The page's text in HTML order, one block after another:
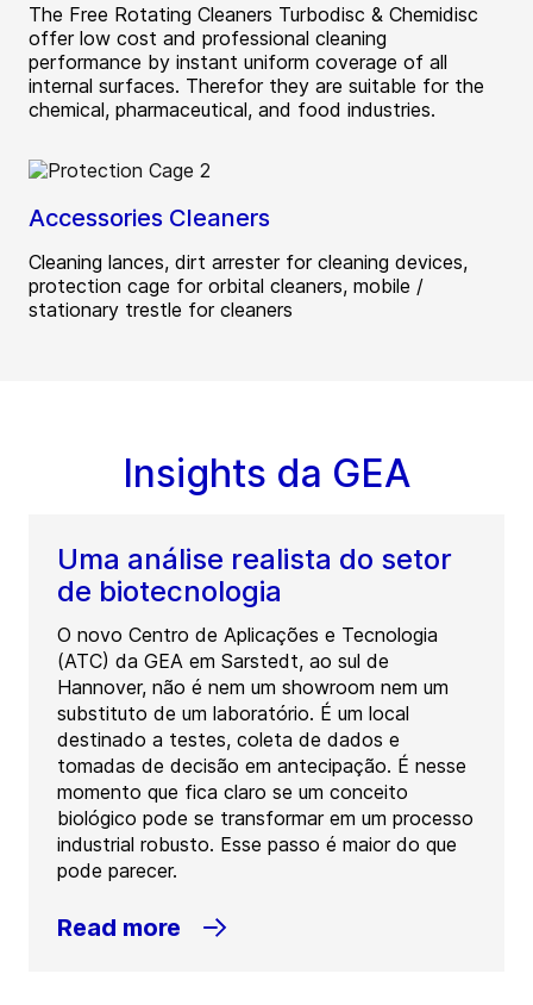
The Free Rotating Cleaners Turbodisc & Chemidisc
offer low cost and professional cleaning
performance by instant uniform coverage of all
internal surfaces. Therefor they are suitable for the
chemical, pharmaceutical, and food industries.
Accessories Cleaners
Cleaning lances, dirt arrester for cleaning devices,
protection cage for orbital cleaners, mobile /
stationary trestle for cleaners
Insights da GEA
Uma análise realista do setor
de biotecnologia
O novo Centro de Aplicações e Tecnologia
(ATC) da GEA em Sarstedt, ao sul de
Hannover, não é nem um showroom nem um
substituto de um laboratório. É um local
destinado a testes, coleta de dados e
tomadas de decisão em antecipação. É nesse
momento que fica claro se um conceito
biológico pode se transformar em um processo
industrial robusto. Esse passo é maior do que
pode parecer.
Read more